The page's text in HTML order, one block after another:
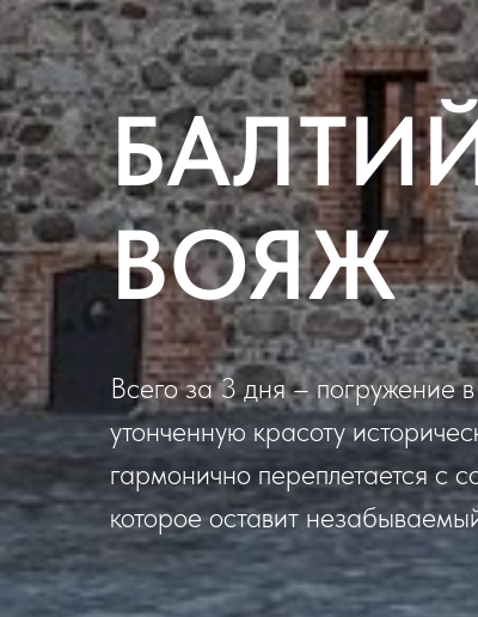
ВОЯЖ
Всего за 3 дня – погружение
утонченную красоту
гармонично переплетается с
которое оставит